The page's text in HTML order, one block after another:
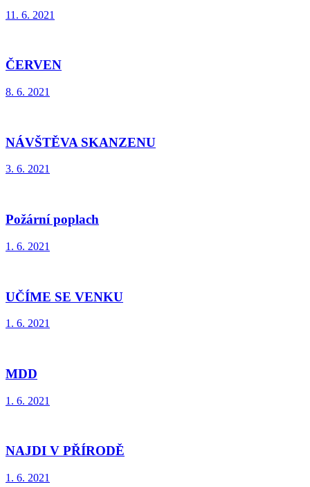
11. 6. 2021
ČERVEN
8. 6. 2021
NÁVŠTĚVA SKANZENU
3. 6. 2021
Požární poplach
1. 6. 2021
UČÍME SE VENKU
1. 6. 2021
MDD
1. 6. 2021
NAJDI V PŘÍRODĚ
1. 6. 2021